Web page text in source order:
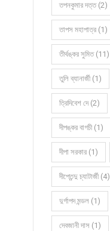
তপনকুমার দত্ত (2)
তাপস মহাপাত্র (1)
তীর্থঙ্কর সুমিত (11)
তুলি ব্যানার্জী (1)
ত্রিদিবেশ দে (2)
দীপঙ্কর বাগচী (1)
দীপা সরকার (1)
দীপ্তেন্দু চ্যাটার্জী (4)
দুর্গাপদ মন্ডল (1)
দেবজানী দাস (1)